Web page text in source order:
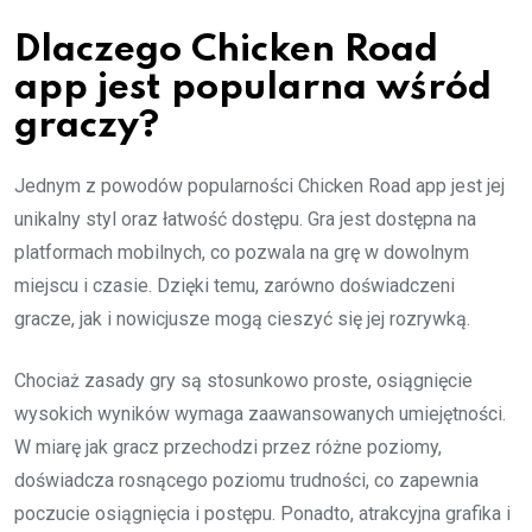
Dlaczego Chicken Road
app jest popularna wśród
graczy?
Jednym z powodów popularności Chicken Road app jest jej
unikalny styl oraz łatwość dostępu. Gra jest dostępna na
platformach mobilnych, co pozwala na grę w dowolnym
miejscu i czasie. Dzięki temu, zarówno doświadczeni
gracze, jak i nowicjusze mogą cieszyć się jej rozrywką.
Chociaż zasady gry są stosunkowo proste, osiągnięcie
wysokich wyników wymaga zaawansowanych umiejętności.
W miarę jak gracz przechodzi przez różne poziomy,
doświadcza rosnącego poziomu trudności, co zapewnia
poczucie osiągnięcia i postępu. Ponadto, atrakcyjna grafika i